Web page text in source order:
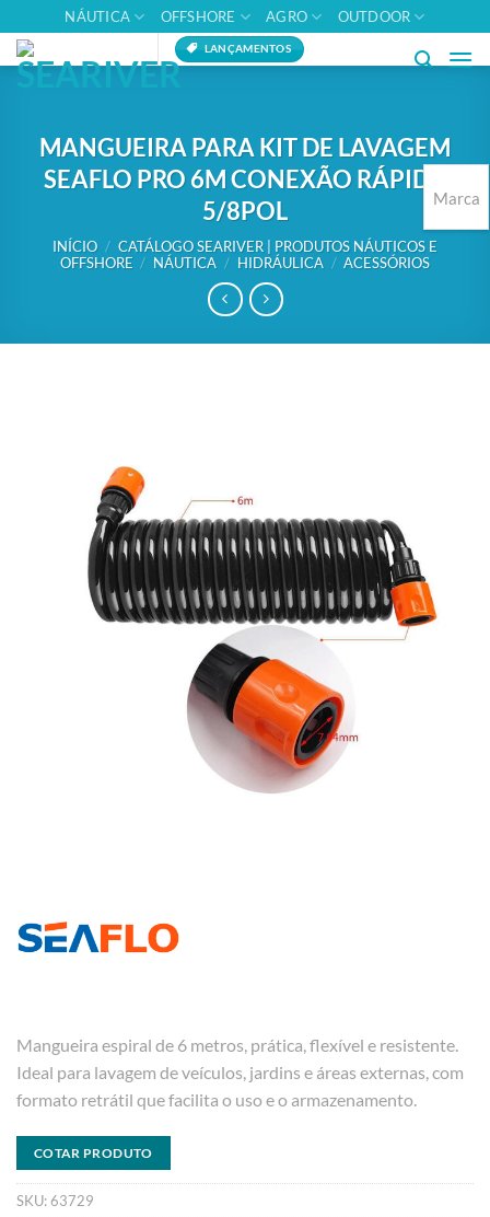
to
content
NÁUTICA OFFSHORE AGRO OUTDOOR
LANÇAMENTOS
MANGUEIRA PARA KIT DE LAVAGEM
SEAFLO PRO 6M CONEXÃO RÁPIDA
5/8POL
INÍCIO / CATÁLOGO SEARIVER | PRODUTOS NÁUTICOS E
OFFSHORE / NÁUTICA / HIDRÁULICA / ACESSÓRIOS
Mangueira espiral de 6 metros, prática, flexível e resistente.
Ideal para lavagem de veículos, jardins e áreas externas, com
formato retrátil que facilita o uso e o armazenamento.
COTAR PRODUTO
SKU:63729
Marca